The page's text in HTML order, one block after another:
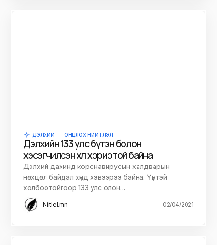
ДЭЛХИЙ ОНЦЛОХ НИЙТЛЭЛ
Дэлхийн 133 улс бүтэн болон
хэсэгчилсэн хөл хориотой байна
Дэлхий дахинд коронавирусын халдварын
нөхцөл байдал хүнд хэвээрээ байна. Үүнтэй
холбоотойгоор 133 улс олон…
Niitlel.mn 02/04/2021